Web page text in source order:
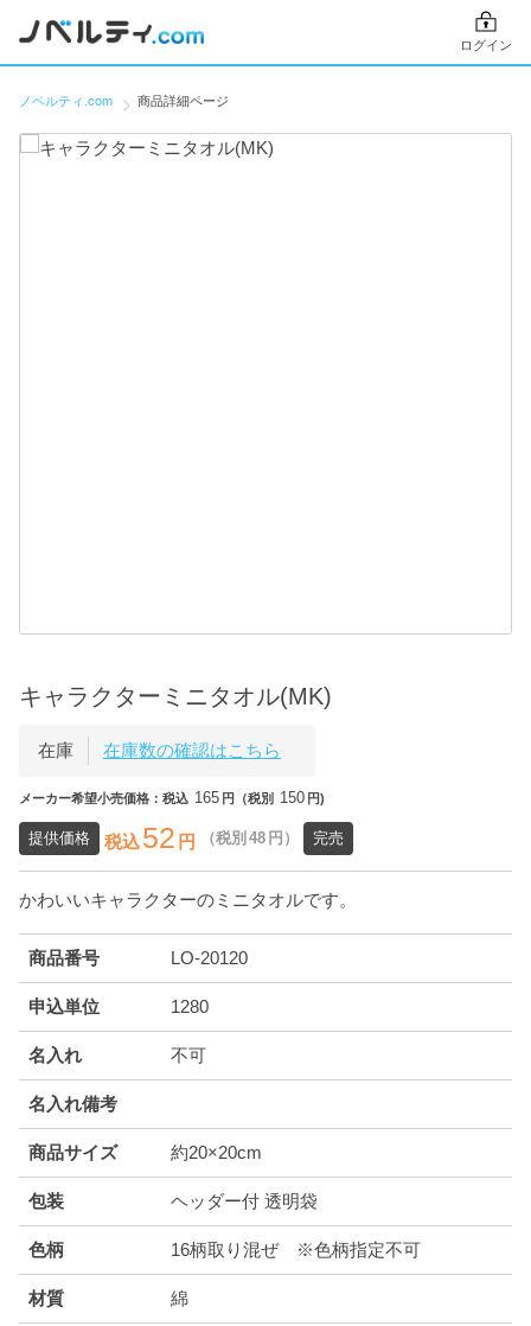
ログイン
ノベルティ.com 商品詳細ページ
キャラクターミニタオル(MK)
在庫 在庫数の確認はこちら
メーカー希望小売価格：税込 165 円（税別 150 円)
提供価格 税込52 円 （税別 48 円） 完売
かわいいキャラクターのミニタオルです。
商品番号 LO-20120
申込単位 1280
名入れ 不可
名入れ備考
商品サイズ 約20×20cm
包装 ヘッダー付 透明袋
色柄 16柄取り混ぜ ※色柄指定不可
材質 綿